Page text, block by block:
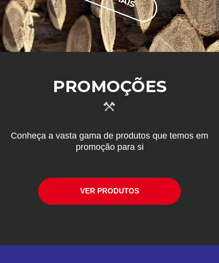
PROMOÇÕES
Conheça a vasta gama de produtos que temos em
promoção para si
VER PRODUTOS